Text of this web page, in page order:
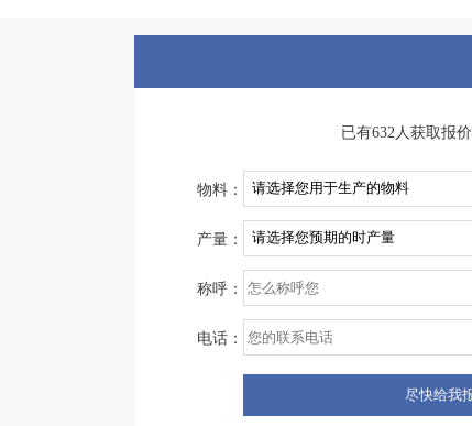
已有632人获取报价
物料：
产量：
称呼：
电话：